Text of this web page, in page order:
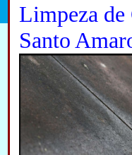
Limpeza de
Santo